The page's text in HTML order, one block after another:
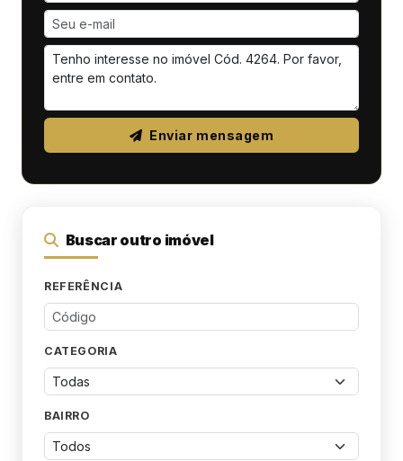
Enviar mensagem
Buscar outro imóvel
REFERÊNCIA
CATEGORIA
BAIRRO